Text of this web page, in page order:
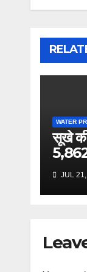
WATER
सूखे
5,862
JUL